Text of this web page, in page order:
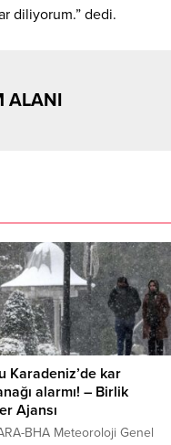
diliyorum.” dedi.
ALANI
Karadeniz’de kar
alarmı! – Birlik
Ajansı
BHA Meteoroloji Genel